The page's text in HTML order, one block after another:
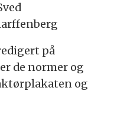
på
de normer og
og